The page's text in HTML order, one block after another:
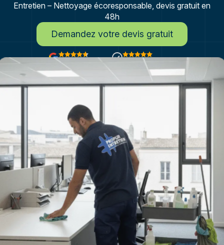
Entretien – Nettoyage écoresponsable, devis gratuit en
48h
Demandez votre devis gratuit
4.8/5 350+ clients satisfaits